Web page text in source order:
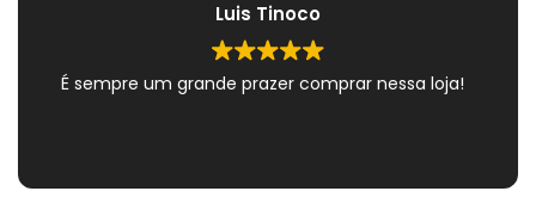
Luis Tinoco
É sempre um grande prazer comprar nessa loja!